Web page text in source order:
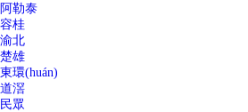
阿勒泰
容桂
渝北
楚雄
東環(huán)
道滘
民眾